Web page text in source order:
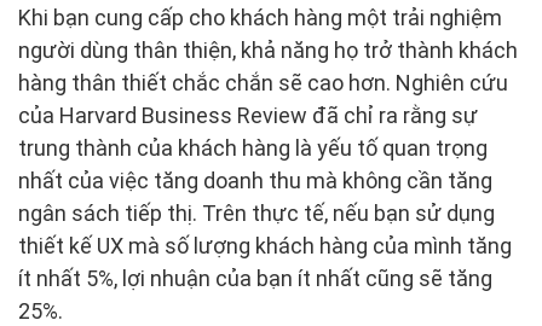
Khi bạn cung cấp cho khách hàng một trải nghiệm
người dùng thân thiện, khả năng họ trở thành khách
hàng thân thiết chắc chắn sẽ cao hơn. Nghiên cứu
của Harvard Business Review đã chỉ ra rằng sự
trung thành của khách hàng là yếu tố quan trọng
nhất của việc tăng doanh thu mà không cần tăng
ngân sách tiếp thị. Trên thực tế, nếu bạn sử dụng
thiết kế UX mà số lượng khách hàng của mình tăng
ít nhất 5%, lợi nhuận của bạn ít nhất cũng sẽ tăng
25%.